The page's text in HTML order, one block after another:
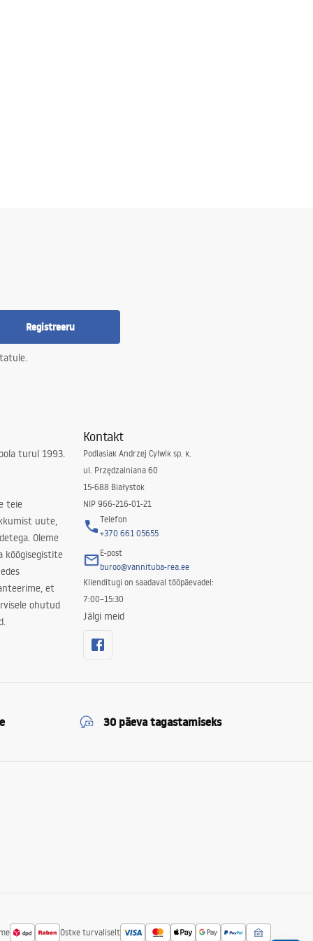
Registreeru
turul 1993.
teie
uute,
Oleme
köögisegistite
et
ohutud
Kontakt
Podlasiak Andrzej Cylwik sp. k.
ul. Przędzalniana 60
15-688 Białystok
NIP 966-216-01-21
Telefon
+370 661 05655
E-post
buroo@vannituba-rea.ee
Klienditugi on saadaval tööpäevadel:
7:00–15:30
Jälgi meid
30 päeva tagastamiseks
Ostke turvaliselt